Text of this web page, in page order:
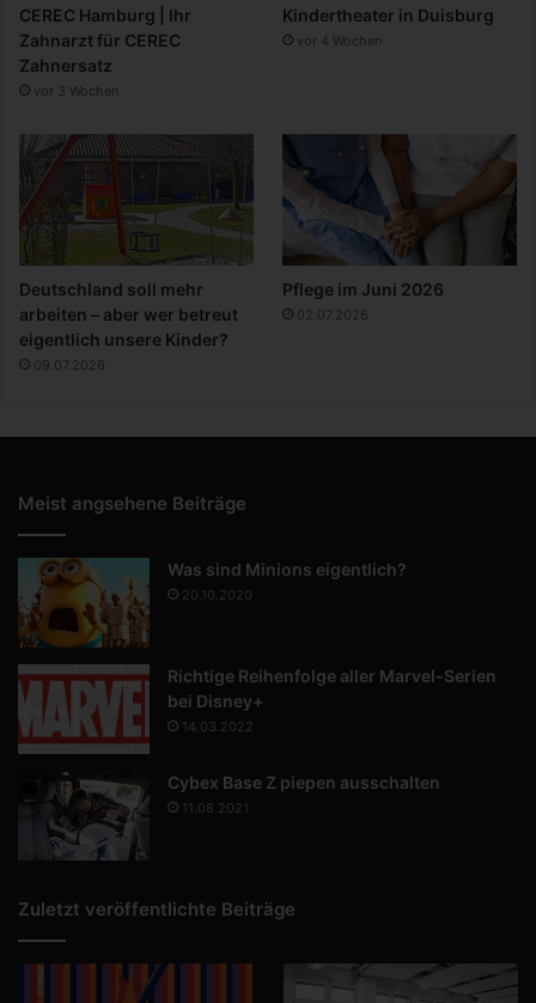
CEREC Hamburg | Ihr
Zahnarzt für CEREC
Zahnersatz
vor 3 Wochen
Kindertheater in Duisburg
vor 4 Wochen
Deutschland soll mehr
arbeiten – aber wer betreut
eigentlich unsere Kinder?
09.07.2026
Pflege im Juni 2026
02.07.2026
Meist angsehene Beiträge
Was sind Minions eigentlich?
20.10.2020
Richtige Reihenfolge aller Marvel-Serien
bei Disney+
14.03.2022
Cybex Base Z piepen ausschalten
11.08.2021
Zuletzt veröffentlichte Beiträge